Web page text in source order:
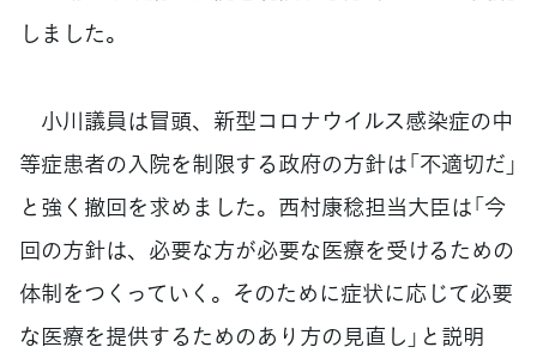
しました。
小川議員は冒頭、新型コロナウイルス感染症の中
等症患者の入院を制限する政府の方針は「不適切だ」
と強く撤回を求めました。西村康稔担当大臣は「今
回の方針は、必要な方が必要な医療を受けるための
体制をつくっていく。そのために症状に応じて必要
な医療を提供するためのあり方の見直し」と説明